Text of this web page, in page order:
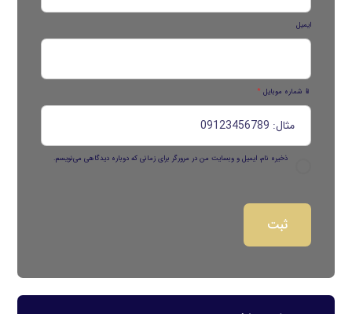
ایمیل
📱 شماره موبایل *
ذخیره نام، ایمیل و وبسایت من در مرورگر برای زمانی که دوباره دیدگاهی می‌نویسم.